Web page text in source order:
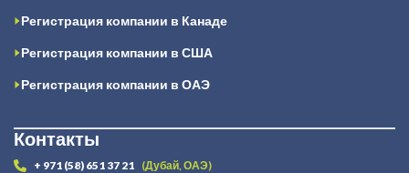
Регистрация компании в Канаде
Регистрация компании в США
Регистрация компании в ОАЭ
Контакты
+ 971 (58) 651 37 21 (Дубай, ОАЭ)